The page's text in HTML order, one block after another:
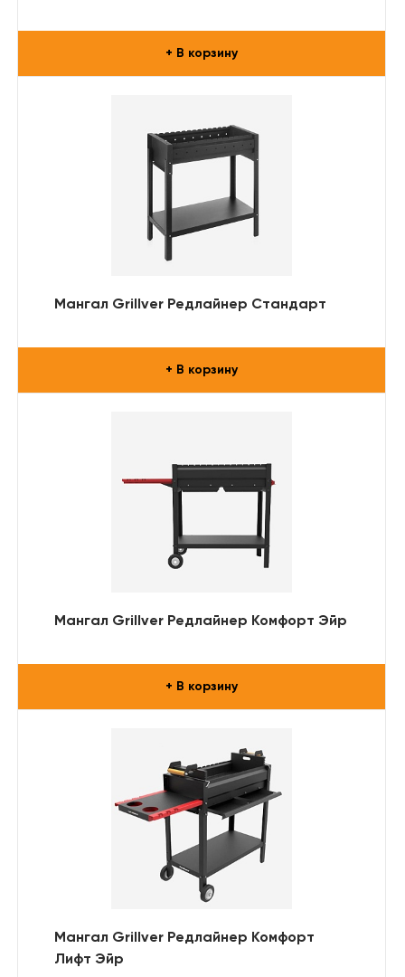
+ В корзину
Мангал Grillver Редлайнер Стандарт
+ В корзину
Мангал Grillver Редлайнер Комфорт Эйр
+ В корзину
Мангал Grillver Редлайнер Комфорт
Лифт Эйр